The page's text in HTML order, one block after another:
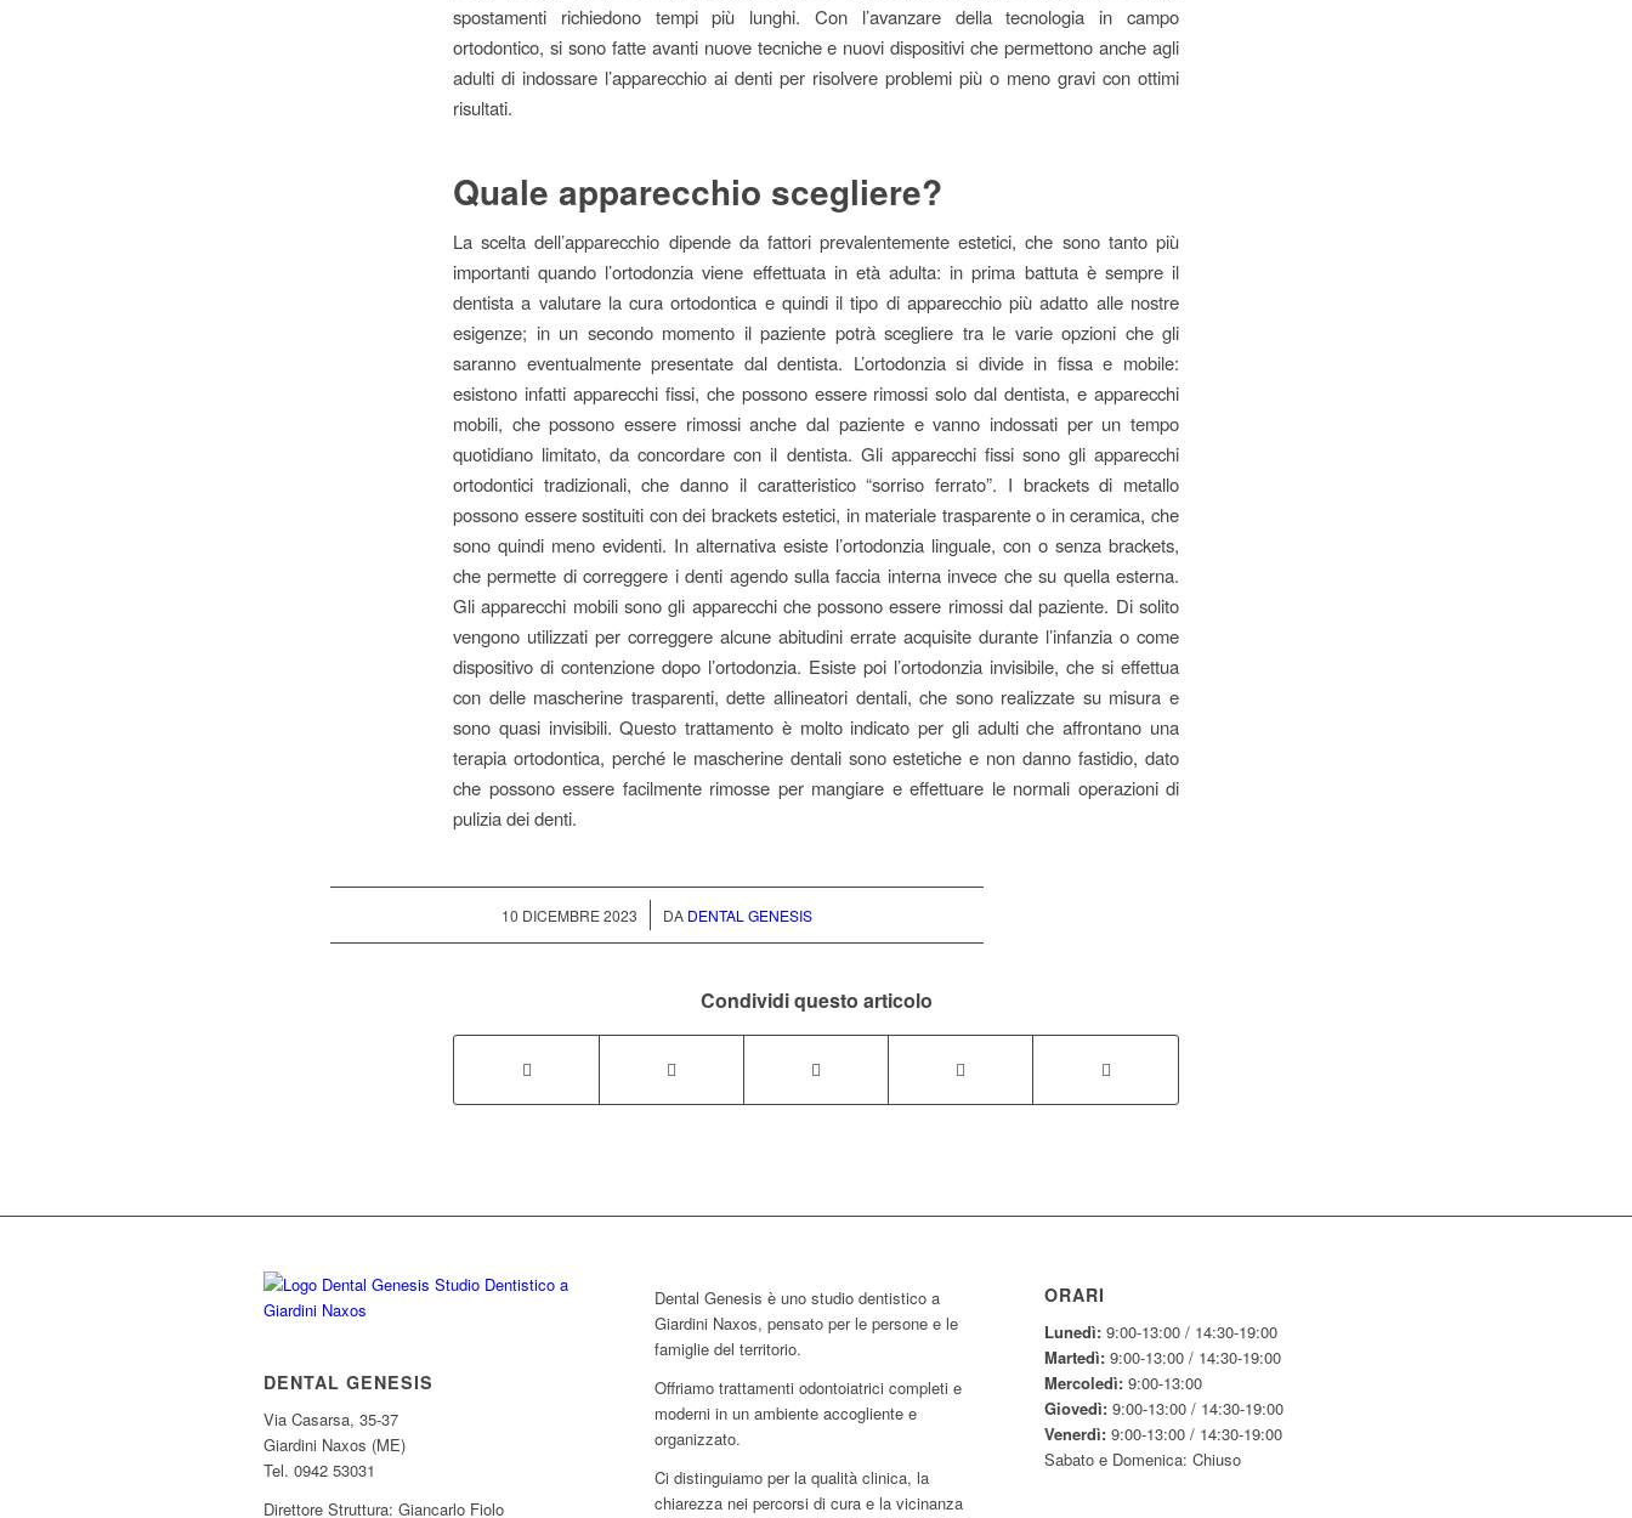
spostamenti richiedono tempi più lunghi. Con l’avanzare della tecnologia in campo
ortodontico, si sono fatte avanti nuove tecniche e nuovi dispositivi che permettono anche agli
adulti di indossare l’apparecchio ai denti per risolvere problemi più o meno gravi con ottimi
risultati.
Quale apparecchio scegliere?
La scelta dell’apparecchio dipende da fattori prevalentemente estetici, che sono tanto più
importanti quando l’ortodonzia viene effettuata in età adulta: in prima battuta è sempre il
dentista a valutare la cura ortodontica e quindi il tipo di apparecchio più adatto alle nostre
esigenze; in un secondo momento il paziente potrà scegliere tra le varie opzioni che gli
saranno eventualmente presentate dal dentista. L’ortodonzia si divide in fissa e mobile:
esistono infatti apparecchi fissi, che possono essere rimossi solo dal dentista, e apparecchi
mobili, che possono essere rimossi anche dal paziente e vanno indossati per un tempo
quotidiano limitato, da concordare con il dentista. Gli apparecchi fissi sono gli apparecchi
ortodontici tradizionali, che danno il caratteristico “sorriso ferrato”. I brackets di metallo
possono essere sostituiti con dei brackets estetici, in materiale trasparente o in ceramica, che
sono quindi meno evidenti. In alternativa esiste l’ortodonzia linguale, con o senza brackets,
che permette di correggere i denti agendo sulla faccia interna invece che su quella esterna.
Gli apparecchi mobili sono gli apparecchi che possono essere rimossi dal paziente. Di solito
vengono utilizzati per correggere alcune abitudini errate acquisite durante l’infanzia o come
dispositivo di contenzione dopo l’ortodonzia. Esiste poi l’ortodonzia invisibile, che si effettua
con delle mascherine trasparenti, dette allineatori dentali, che sono realizzate su misura e
sono quasi invisibili. Questo trattamento è molto indicato per gli adulti che affrontano una
terapia ortodontica, perché le mascherine dentali sono estetiche e non danno fastidio, dato
che possono essere facilmente rimosse per mangiare e effettuare le normali operazioni di
pulizia dei denti.
10 DICEMBRE 2023
/ DA DENTAL GENESIS
Condividi questo articolo
DENTAL GENESIS
Via Casarsa, 35-37
Giardini Naxos (ME)
Tel. 0942 53031
Direttore Struttura: Giancarlo Fiolo
Dental Genesis è uno studio dentistico a
Giardini Naxos, pensato per le persone e le
famiglie del territorio.
Offriamo trattamenti odontoiatrici completi e
moderni in un ambiente accogliente e
organizzato.
Ci distinguiamo per la qualità clinica, la
chiarezza nei percorsi di cura e la vicinanza
ORARI
Lunedì: 9:00-13:00 / 14:30-19:00
Martedì: 9:00-13:00 / 14:30-19:00
Mercoledì: 9:00-13:00
Giovedì: 9:00-13:00 / 14:30-19:00
Venerdì: 9:00-13:00 / 14:30-19:00
Sabato e Domenica: Chiuso